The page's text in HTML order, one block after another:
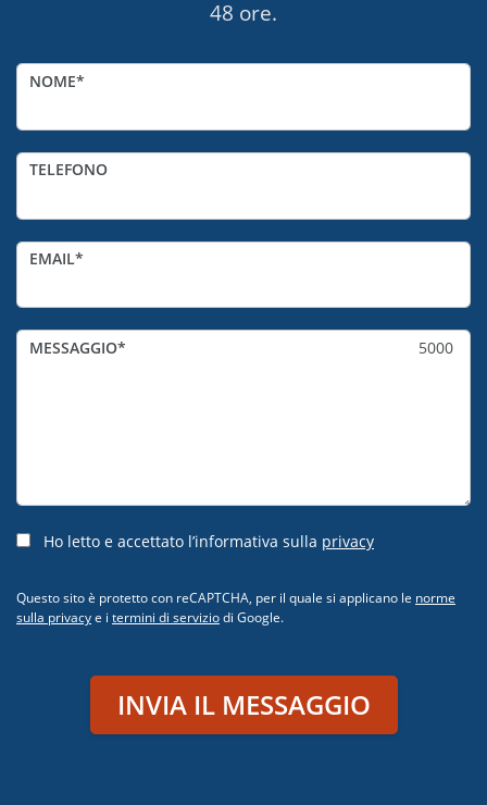
48 ore.
NOME
TELEFONO
EMAIL
MESSAGGIO 5000
Ho letto e accettato l’informativa sulla privacy
Questo sito è protetto con reCAPTCHA, per il quale si applicano le norme
sulla privacye i termini di serviziodi Google.
INVIA IL MESSAGGIO